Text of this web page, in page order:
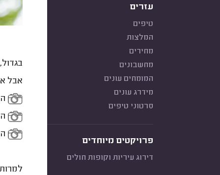
עזרים
טיפים
המלצות
מחירים
מחשבונים
המומחים עונים
מידרג עונים
סרטוני טיפים
פרויקטים מיוחדים
דירוג עיריות וקופות חולים
אבל